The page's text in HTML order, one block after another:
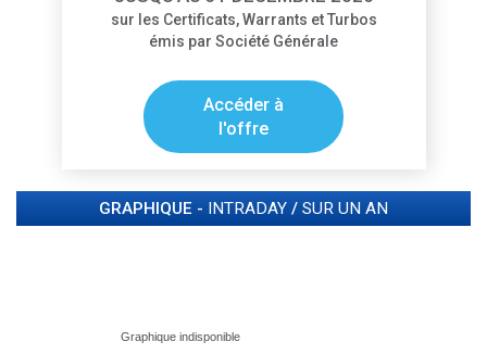
sur les Certificats, Warrants et Turbos
émis par Société Générale
Accéder à
l'offre
GRAPHIQUE - INTRADAY / SUR UN AN